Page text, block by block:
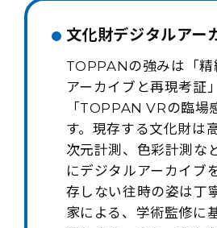
文化財デジタルアー
TOPPANの強みは「精
アーカイブと再現考証
「TOPPAN VRの臨場
す。現存する文化財は
次元計測、色彩計測な
にデジタルアーカイブ
存しない往時の姿は丁
家による、学術監修に